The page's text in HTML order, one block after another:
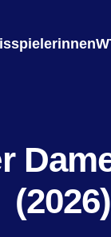
(2026)